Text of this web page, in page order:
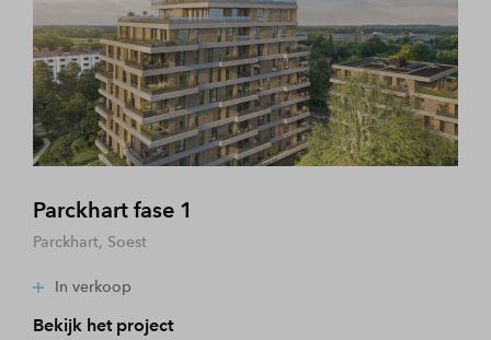
Parckhart fase 1
Parckhart, Soest
In verkoop
Bekijk het project